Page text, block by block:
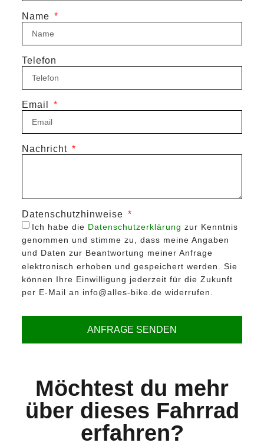
Name
Telefon
Email
Nachricht
Datenschutzhinweise
Ich habe die Datenschutzerklärung zur Kenntnis
genommen und stimme zu, dass meine Angaben
und Daten zur Beantwortung meiner Anfrage
elektronisch erhoben und gespeichert werden. Sie
können Ihre Einwilligung jederzeit für die Zukunft
per E-Mail an info@alles-bike.de widerrufen.
ANFRAGE SENDEN
Möchtest du mehr
über dieses Fahrrad
erfahren?